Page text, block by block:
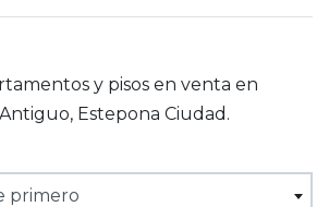
y pisos en venta en
Estepona Ciudad.
primero